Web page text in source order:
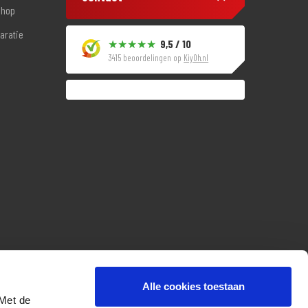
de
Alle cookies toestaan
9,5 / 10
3415 beoordelingen op KiyOh.nl